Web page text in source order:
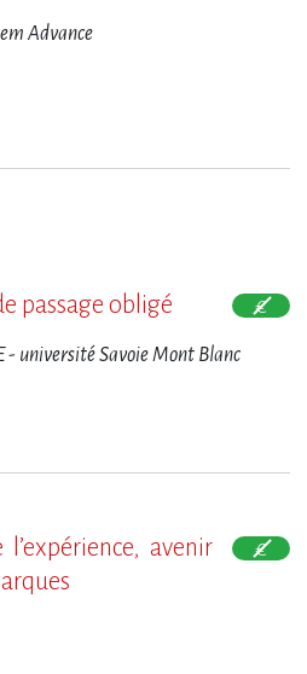
Advance
passage obligé
- université Savoie Mont Blanc
avenir